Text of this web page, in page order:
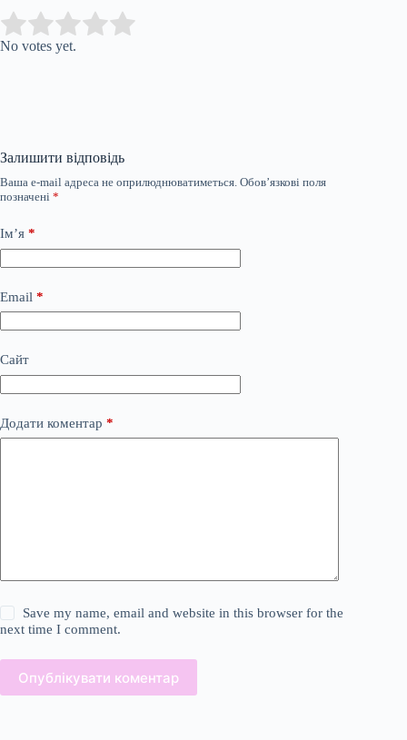
Rate this item:
No votes yet.
Залишити відповідь
Ваша e-mail адреса не оприлюднюватиметься. Обов’язкові поля
позначені *
Ім’я *
Email *
Сайт
Додати коментар *
Save my name, email and website in this browser for the
next time I comment.
Опублікувати коментар